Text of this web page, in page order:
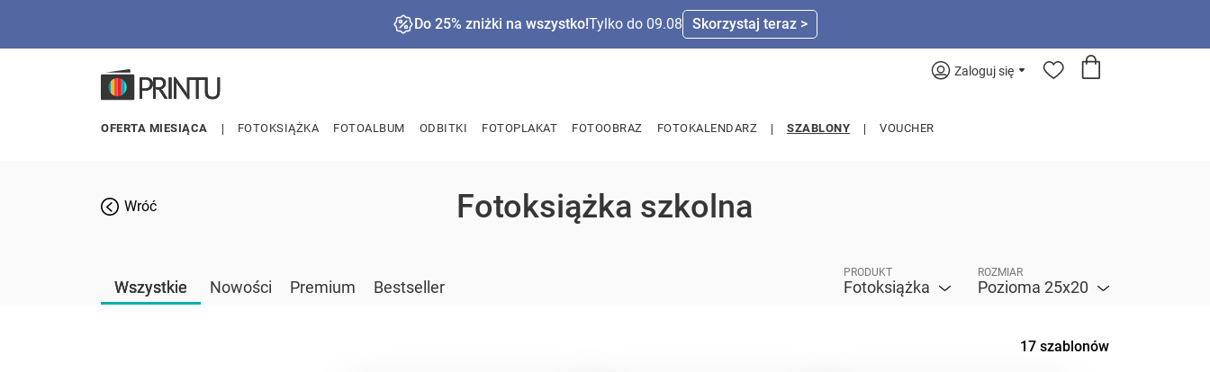
Do 25% zniżki na wszystko!Tylko do 09.08 Skorzystaj teraz >
Zaloguj się
OFERTA MIESIĄCA FOTOKSIĄŻKA FOTOALBUM ODBITKI FOTOPLAKAT FOTOOBRAZ FOTOKALENDARZ SZABLONY VOUCHER
Wróć Fotoksiążka szkolna
Wszystkie Nowości Premium Bestseller
PRODUKT
Fotoksiążka
ROZMIAR
Pozioma 25x20
17 szablonów